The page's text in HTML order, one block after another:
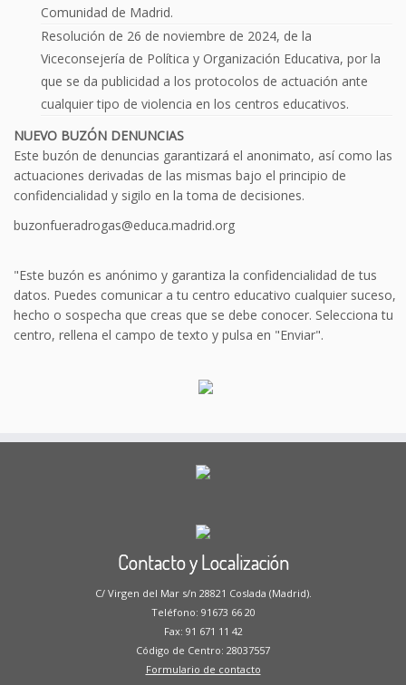
Comunidad de Madrid.
Resolución de 26 de noviembre de 2024, de la
Viceconsejería de Política y Organización Educativa, por la
que se da publicidad a los protocolos de actuación ante
cualquier tipo de violencia en los centros educativos.
NUEVO BUZÓN DENUNCIAS
Este buzón de denuncias garantizará el anonimato, así como las
actuaciones derivadas de las mismas bajo el principio de
confidencialidad y sigilo en la toma de decisiones.
buzonfueradrogas@educa.madrid.org
"Este buzón es anónimo y garantiza la confidencialidad de tus
datos. Puedes comunicar a tu centro educativo cualquier suceso,
hecho o sospecha que creas que se debe conocer. Selecciona tu
centro, rellena el campo de texto y pulsa en "Enviar".
Contacto y Localización
C/ Virgen del Mar s/n 28821 Coslada (Madrid).
Teléfono: 91673 66 20
Fax: 91 671 11 42
Código de Centro: 28037557
Formulario de contacto